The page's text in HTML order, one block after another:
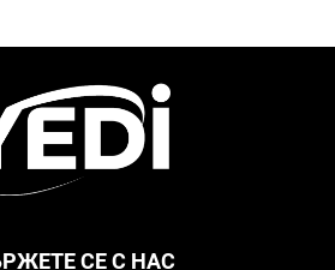
СЕ С НАС